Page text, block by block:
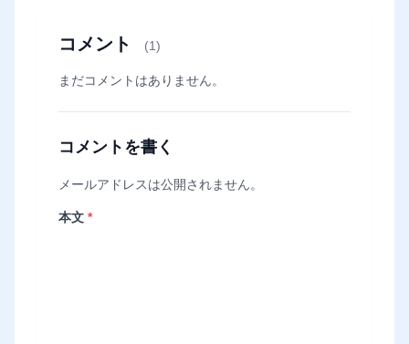
コメント (1)
まだコメントはありません。
コメントを書く
メールアドレスは公開されません。
本文 *